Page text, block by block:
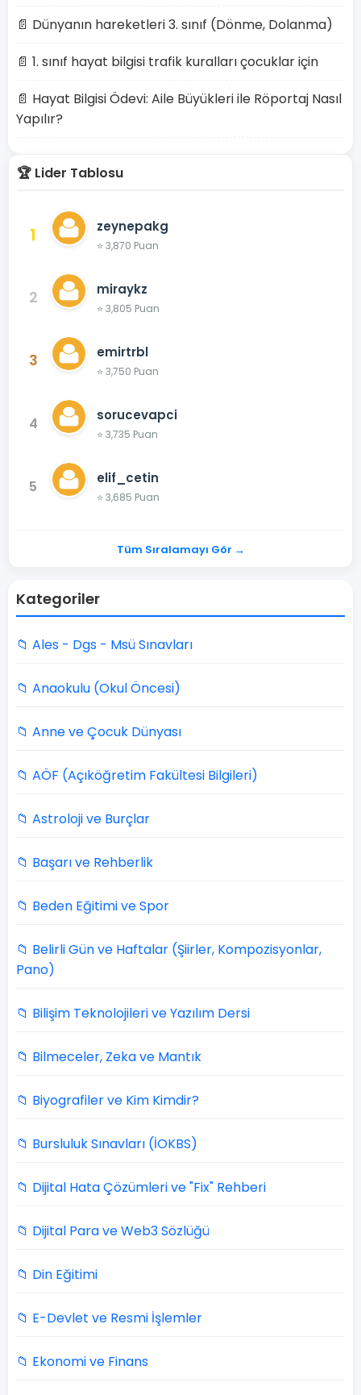
📄 Dünyanın hareketleri 3. sınıf (Dönme, Dolanma)
📄 1. sınıf hayat bilgisi trafik kuralları çocuklar için
📄 Hayat Bilgisi Ödevi: Aile Büyükleri ile Röportaj Nasıl
Yapılır?
🏆 Lider Tablosu
1 zeynepakg
⭐ 3,870 Puan
2 miraykz
⭐ 3,805 Puan
3 emirtrbl
⭐ 3,750 Puan
4 sorucevapci
⭐ 3,735 Puan
5 elif_cetin
⭐ 3,685 Puan
Tüm Sıralamayı Gör →
Kategoriler
📁 Ales - Dgs - Msü Sınavları
📁 Anaokulu (Okul Öncesi)
📁 Anne ve Çocuk Dünyası
📁 AÖF (Açıköğretim Fakültesi Bilgileri)
📁 Astroloji ve Burçlar
📁 Başarı ve Rehberlik
📁 Beden Eğitimi ve Spor
📁 Belirli Gün ve Haftalar (Şiirler, Kompozisyonlar,
Pano)
📁 Bilişim Teknolojileri ve Yazılım Dersi
📁 Bilmeceler, Zeka ve Mantık
📁 Biyografiler ve Kim Kimdir?
📁 Bursluluk Sınavları (İOKBS)
📁 Dijital Hata Çözümleri ve "Fix" Rehberi
📁 Dijital Para ve Web3 Sözlüğü
📁 Din Eğitimi
📁 E-Devlet ve Resmi İşlemler
📁 Ekonomi ve Finans